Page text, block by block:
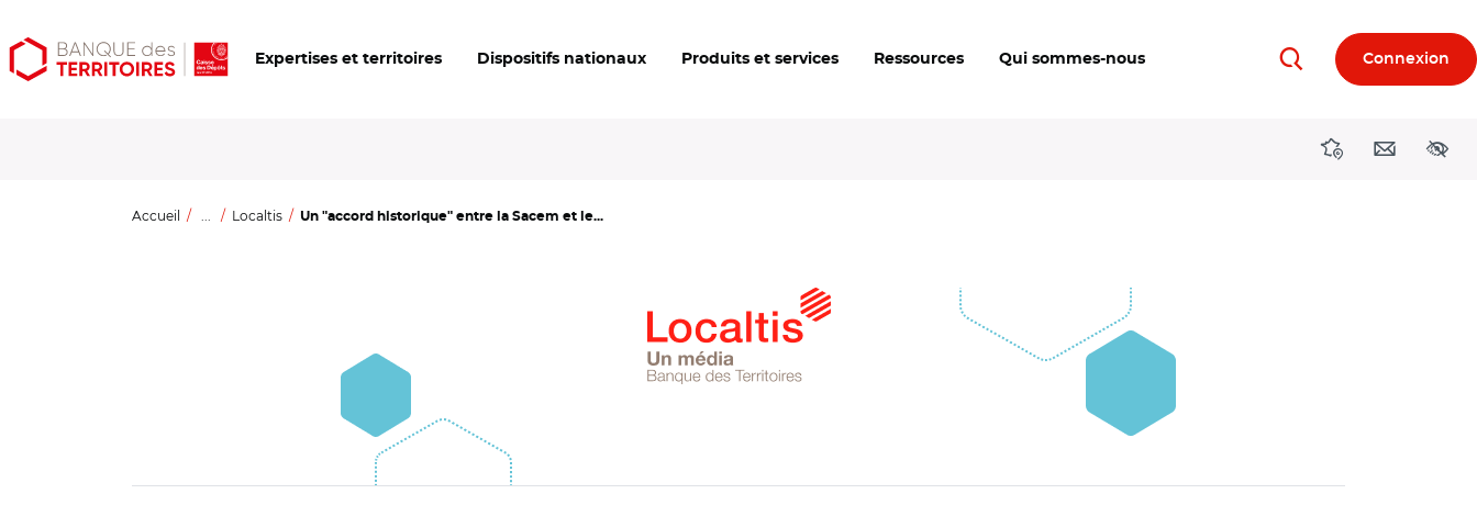
Aller
au
Aller
au
Ouvrir
les
Expertises et territoires Dispositifs nationaux Produits et services Ressources Qui sommes-nous RechercherConnexion
DirectionsContact
Accueil ... Localtis Un "accord historique" entre la Sacem et le...